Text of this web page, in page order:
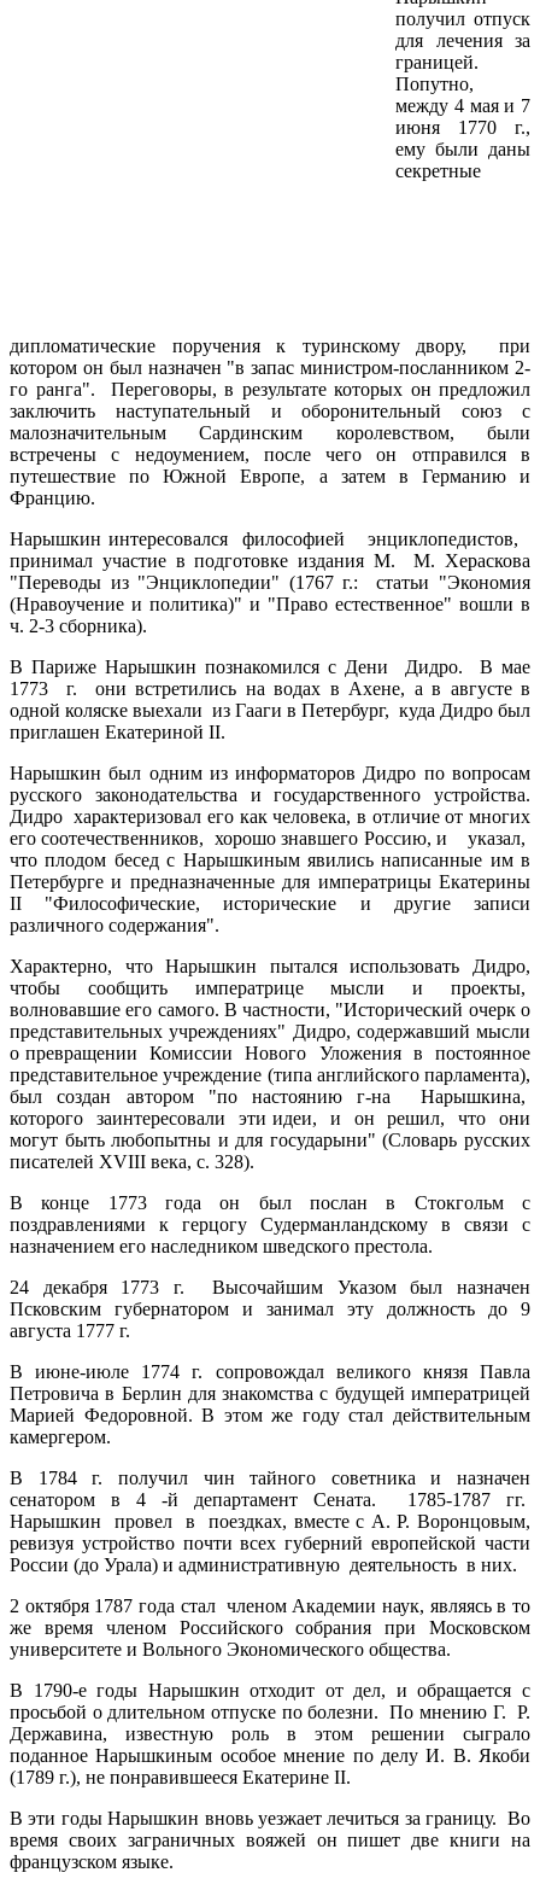
получил отпуск
для лечения за
границей.
Попутно,
между 4 мая и 7
июня 1770 г.,
ему были даны
секретные
дипломатические поручения к туринскому двору, при
котором он был назначен "в запас министром-посланником 2-
го ранга". Переговоры, в результате которых он предложил
заключить наступательный и оборонительный союз с
малозначительным Сардинским королевством, были
встречены с недоумением, после чего он отправился в
путешествие по Южной Европе, а затем в Германию и
Францию.
Нарышкин интересовался философией энциклопедистов,
принимал участие в подготовке издания М. М. Хераскова
"Переводы из "Энциклопедии" (1767 г.: статьи "Экономия
(Нравоучение и политика)" и "Право естественное" вошли в
ч. 2-3 сборника).
В Париже Нарышкин познакомился с Дени Дидро. В мае
1773 г. они встретились на водах в Ахене, а в августе в
одной коляске выехали из Гааги в Петербург, куда Дидро был
приглашен Екатериной II.
Нарышкин был одним из информаторов Дидро по вопросам
русского законодательства и государственного устройства.
Дидро характеризовал его как человека, в отличие от многих
его соотечественников, хорошо знавшего Россию, и указал,
что плодом бесед с Нарышкиным явились написанные им в
Петербурге и предназначенные для императрицы Екатерины
II "Философические, исторические и другие записи
различного содержания".
Характерно, что Нарышкин пытался использовать Дидро,
чтобы сообщить императрице мысли и проекты,
волновавшие его самого. В частности, "Исторический очерк о
представительных учреждениях" Дидро, содержавший мысли
о превращении Комиссии Нового Уложения в постоянное
представительное учреждение (типа английского парламента),
был создан автором "по настоянию г-на Нарышкина,
которого заинтересовали эти идеи, и он решил, что они
могут быть любопытны и для государыни" (Словарь русских
писателей XVIII века, с. 328).
В конце 1773 года он был послан в Стокгольм с
поздравлениями к герцогу Судерманландскому в связи с
назначением его наследником шведского престола.
24 декабря 1773 г. Высочайшим Указом был назначен
Псковским губернатором и занимал эту должность до 9
августа 1777 г.
В июне-июле 1774 г. сопровождал великого князя Павла
Петровича в Берлин для знакомства с будущей императрицей
Марией Федоровной. В этом же году стал действительным
камергером.
В 1784 г. получил чин тайного советника и назначен
сенатором в 4 -й департамент Сената. 1785-1787 гг.
Нарышкин провел в поездках, вместе с А. Р. Воронцовым,
ревизуя устройство почти всех губерний европейской части
России (до Урала) и административную деятельность в них.
2 октября 1787 года стал членом Академии наук, являясь в то
же время членом Российского собрания при Московском
университете и Вольного Экономического общества.
В 1790-е годы Нарышкин отходит от дел, и обращается с
просьбой о длительном отпуске по болезни. По мнению Г. Р.
Державина, известную роль в этом решении сыграло
поданное Нарышкиным особое мнение по делу И. В. Якоби
(1789 г.), не понравившееся Екатерине II.
В эти годы Нарышкин вновь уезжает лечиться за границу. Во
время своих заграничных вояжей он пишет две книги на
французском языке.